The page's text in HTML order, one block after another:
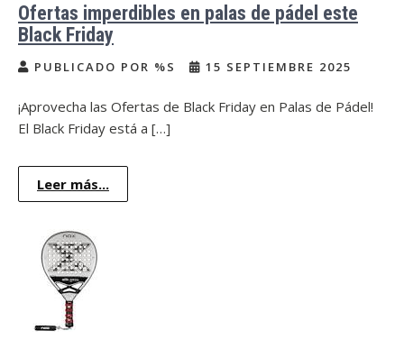
Ofertas imperdibles en palas de pádel este
Black Friday
PUBLICADO POR %S 15 SEPTIEMBRE 2025
¡Aprovecha las Ofertas de Black Friday en Palas de Pádel!
El Black Friday está a […]
Leer más...